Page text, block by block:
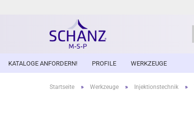
KATALOGE ANFORDERN! PROFILE WERKZEUGE
Startseite » Werkzeuge » Injektionstechnik »